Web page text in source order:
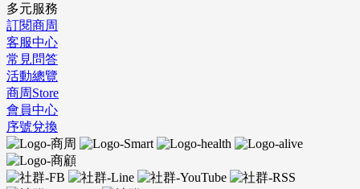
多元服務
訂閱商周
客服中心
常見問答
活動總覽
商周Store
會員中心
序號兌換